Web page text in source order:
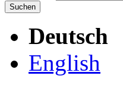
Suchen
Deutsch
English